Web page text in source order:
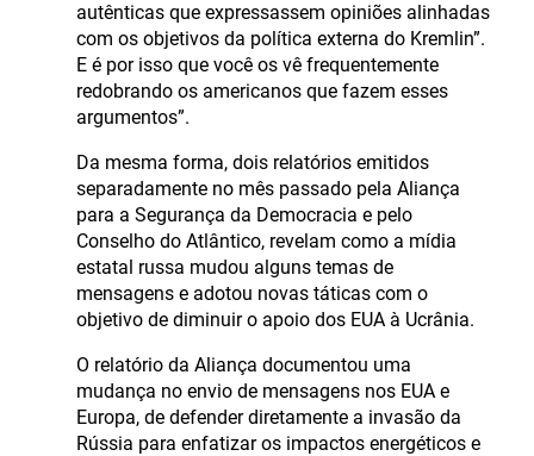
autênticas que expressassem opiniões alinhadas
com os objetivos da política externa do Kremlin”.
E é por isso que você os vê frequentemente
redobrando os americanos que fazem esses
argumentos”.
Da mesma forma, dois relatórios emitidos
separadamente no mês passado pela Aliança
para a Segurança da Democracia e pelo
Conselho do Atlântico, revelam como a mídia
estatal russa mudou alguns temas de
mensagens e adotou novas táticas com o
objetivo de diminuir o apoio dos EUA à Ucrânia.
O relatório da Aliança documentou uma
mudança no envio de mensagens nos EUA e
Europa, de defender diretamente a invasão da
Rússia para enfatizar os impactos energéticos e